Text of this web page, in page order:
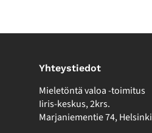
Yhteystiedot
Mieletöntä valoa -toimitus
Iiris-keskus, 2krs.
Marjaniementie 74, Helsinki